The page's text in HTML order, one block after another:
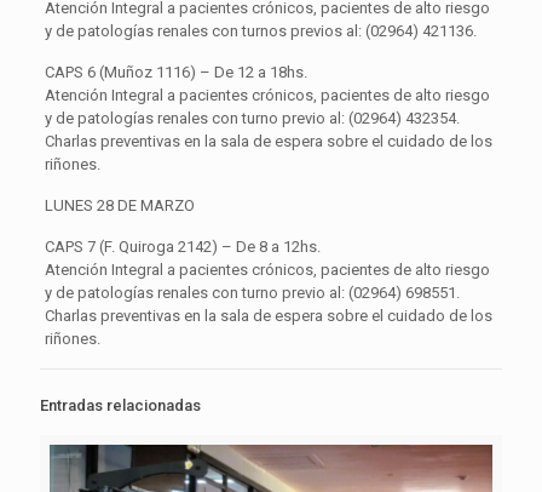
Atención Integral a pacientes crónicos, pacientes de alto riesgo
y de patologías renales con turnos previos al: (02964) 421136.
CAPS 6 (Muñoz 1116) – De 12 a 18hs.
Atención Integral a pacientes crónicos, pacientes de alto riesgo
y de patologías renales con turno previo al: (02964) 432354.
Charlas preventivas en la sala de espera sobre el cuidado de los
riñones.
LUNES 28 DE MARZO
CAPS 7 (F. Quiroga 2142) – De 8 a 12hs.
Atención Integral a pacientes crónicos, pacientes de alto riesgo
y de patologías renales con turno previo al: (02964) 698551.
Charlas preventivas en la sala de espera sobre el cuidado de los
riñones.
Entradas relacionadas